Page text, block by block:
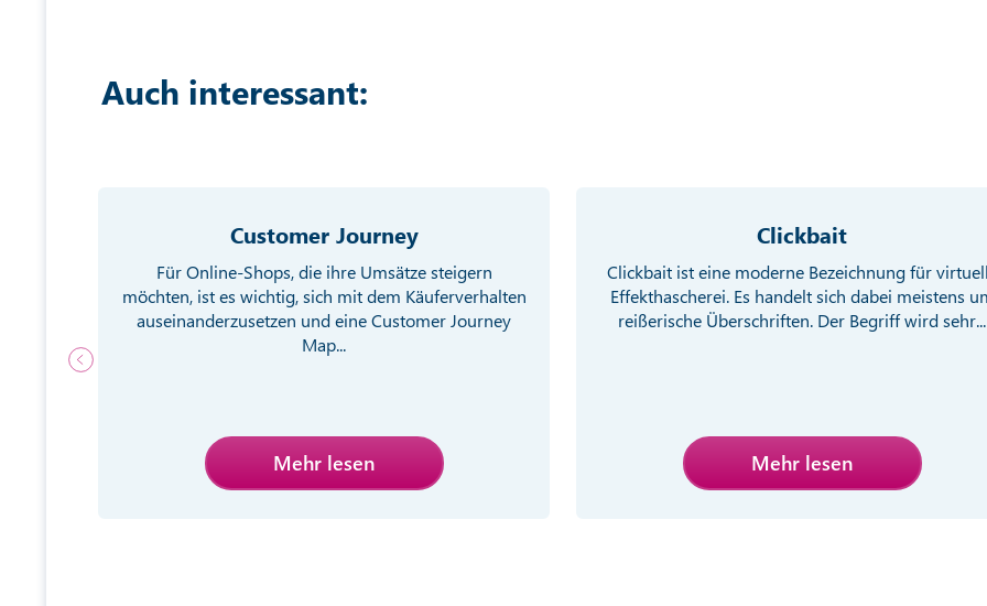
Auch interessant:
Customer Journey
Für Online-Shops, die ihre Umsätze steigern
möchten, ist es wichtig, sich mit dem Käuferverhalten
auseinanderzusetzen und eine Customer Journey
Map...
Mehr lesen
Clickbait
Clickbait ist eine moderne Bezeichnung für
Effekthascherei. Es handelt sich dabei meistens
reißerische Überschriften. Der Begriff wird sehr...
Mehr lesen